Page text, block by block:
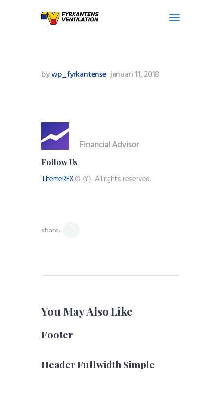
Tjänster
Referenser
Kontakt
bywp_fyrkantense januari 11, 2018
Follow Us
ThemeREX© {Y}. All rights reserved.
share:
You May Also Like
Footer
Header Fullwidth Simple